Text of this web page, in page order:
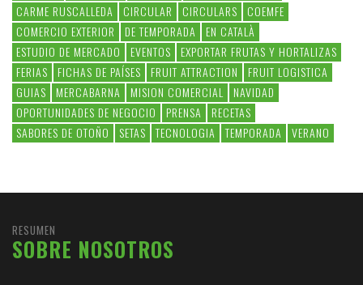
CARME RUSCALLEDA
CIRCULAR CIRCULARS
COEMFE
COMERCIO EXTERIOR
DE TEMPORADA
EN CATALÀ
ESTUDIO DE MERCADO
EVENTOS
EXPORTAR FRUTAS Y HORTALIZAS
FERIAS
FICHAS DE PAÍSES FRUIT ATTRACTION
FRUIT LOGISTICA
GUIAS
MERCABARNA MISION COMERCIAL
NAVIDAD
OPORTUNIDADES DE NEGOCIO
PRENSA
RECETAS
SABORES DE OTOÑO
SETAS TECNOLOGIA TEMPORADA VERANO
RESUMEN
SOBRE NOSOTROS